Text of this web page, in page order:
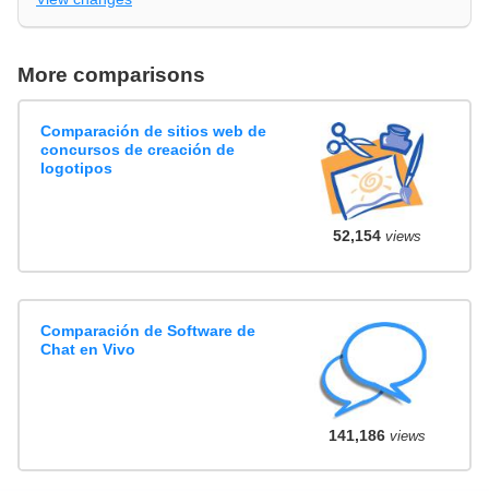
More comparisons
Comparación de sitios web de
concursos de creación de
logotipos
52,154views
Comparación de Software de
Chat en Vivo
141,186views